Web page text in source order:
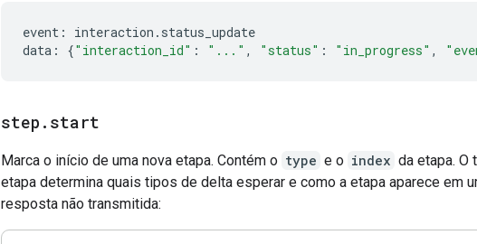
event : interaction . status_update
data : {"interaction_id" : "..." , "status" : "in_progress" ,
step . start
Marca o início de uma nova etapa. Contém o type e o index da etapa. O
etapa determina quais tipos de delta esperar e como a etapa aparece em
resposta não transmitida: